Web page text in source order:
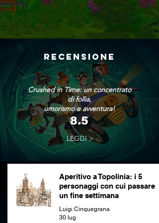
RECENSIONE
Crushed in Time: un concentrato
di follia,
umorismo e avventura!
8.5
LEGGI >
Aperitivo a Topolinia: i 5
personaggi con cui passare
un fine settimana
Luigi Cinquegrana
30 lug